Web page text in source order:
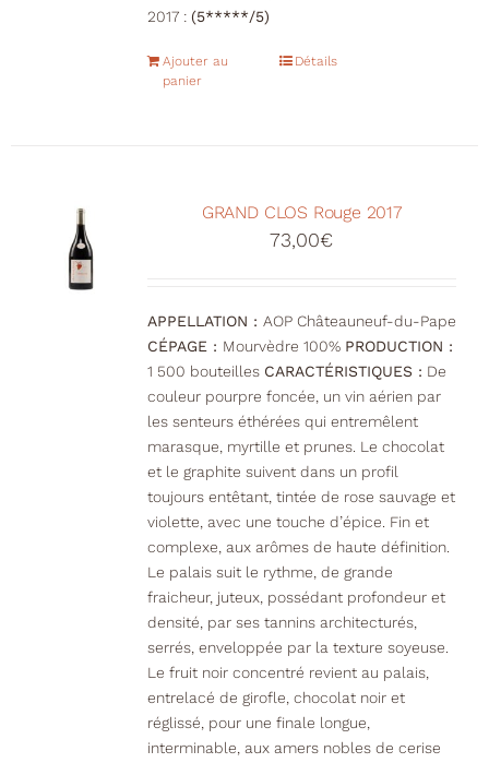
2017 : (5*****/5)
Ajouter au
panier
Détails
GRAND CLOS Rouge 2017
73,00€
APPELLATION : AOP Châteauneuf-du-Pape
CÉPAGE : Mourvèdre 100% PRODUCTION :
1 500 bouteilles CARACTÉRISTIQUES : De
couleur pourpre foncée, un vin aérien par
les senteurs éthérées qui entremêlent
marasque, myrtille et prunes. Le chocolat
et le graphite suivent dans un profil
toujours entêtant, tintée de rose sauvage et
violette, avec une touche d’épice. Fin et
complexe, aux arômes de haute définition.
Le palais suit le rythme, de grande
fraicheur, juteux, possédant profondeur et
densité, par ses tannins architecturés,
serrés, enveloppée par la texture soyeuse.
Le fruit noir concentré revient au palais,
entrelacé de girofle, chocolat noir et
réglissé, pour une finale longue,
interminable, aux amers nobles de cerise